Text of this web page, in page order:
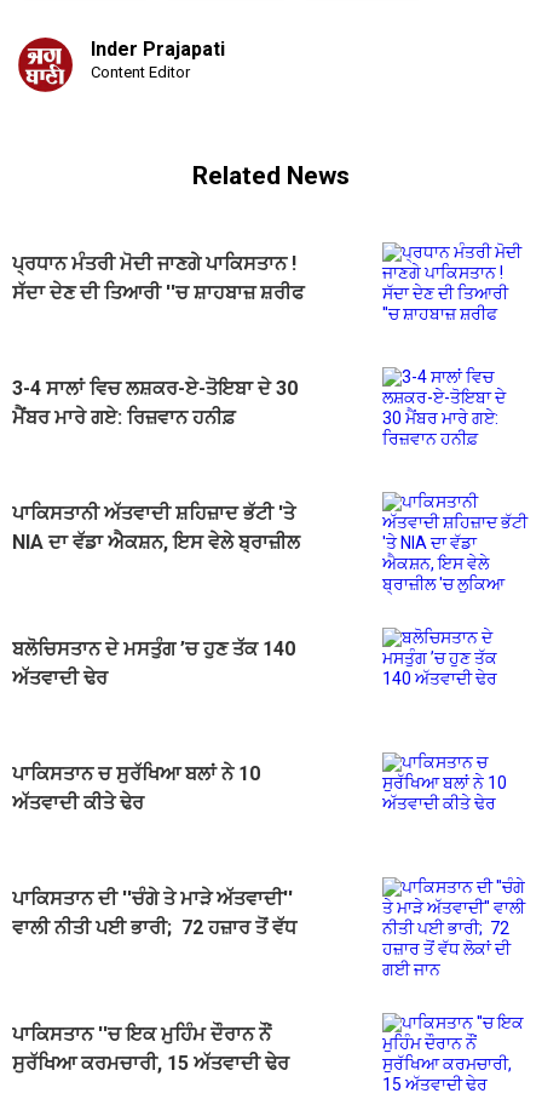
Inder Prajapati
Content Editor
Related News
ਪ੍ਰਧਾਨ ਮੰਤਰੀ ਮੋਦੀ ਜਾਣਗੇ ਪਾਕਿਸਤਾਨ !
ਸੱਦਾ ਦੇਣ ਦੀ ਤਿਆਰੀ ''ਚ ਸ਼ਾਹਬਾਜ਼ ਸ਼ਰੀਫ
3-4 ਸਾਲਾਂ ਵਿਚ ਲਸ਼ਕਰ-ਏ-ਤੋਇਬਾ ਦੇ 30
ਮੈਂਬਰ ਮਾਰੇ ਗਏ: ਰਿਜ਼ਵਾਨ ਹਨੀਫ਼
ਪਾਕਿਸਤਾਨੀ ਅੱਤਵਾਦੀ ਸ਼ਹਿਜ਼ਾਦ ਭੱਟੀ 'ਤੇ
NIA ਦਾ ਵੱਡਾ ਐਕਸ਼ਨ, ਇਸ ਵੇਲੇ ਬ੍ਰਾਜ਼ੀਲ
ਬਲੋਚਿਸਤਾਨ ਦੇ ਮਸਤੁੰਗ ’ਚ ਹੁਣ ਤੱਕ 140
ਅੱਤਵਾਦੀ ਢੇਰ
ਪਾਕਿਸਤਾਨ ਚ ਸੁਰੱਖਿਆ ਬਲਾਂ ਨੇ 10
ਅੱਤਵਾਦੀ ਕੀਤੇ ਢੇਰ
ਪਾਕਿਸਤਾਨ ਦੀ ''ਚੰਗੇ ਤੇ ਮਾੜੇ ਅੱਤਵਾਦੀ''
ਵਾਲੀ ਨੀਤੀ ਪਈ ਭਾਰੀ; 72 ਹਜ਼ਾਰ ਤੋਂ ਵੱਧ
ਪਾਕਿਸਤਾਨ ''ਚ ਇਕ ਮੁਹਿੰਮ ਦੌਰਾਨ ਨੌਂ
ਸੁਰੱਖਿਆ ਕਰਮਚਾਰੀ, 15 ਅੱਤਵਾਦੀ ਢੇਰ